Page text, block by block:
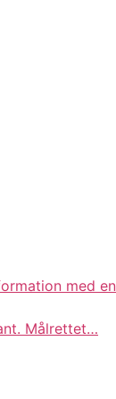
med en
Målrettet…